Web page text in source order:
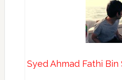
Syed Ahmad Fathi